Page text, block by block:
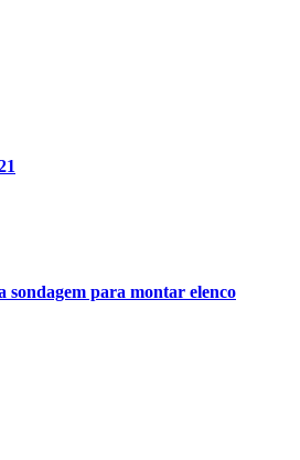
sondagem para montar elenco